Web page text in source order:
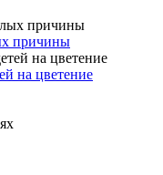
причины
на цветение